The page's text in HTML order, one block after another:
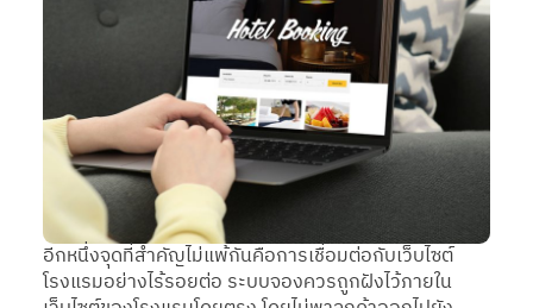
อีกหนึ่งจุดที่สำคัญไม่แพ้กันคือการเชื่อมต่อกับเว็บไซต์
โรงแรมอย่างไร้รอยต่อ ระบบจองควรถูกฝังไว้ภายใน